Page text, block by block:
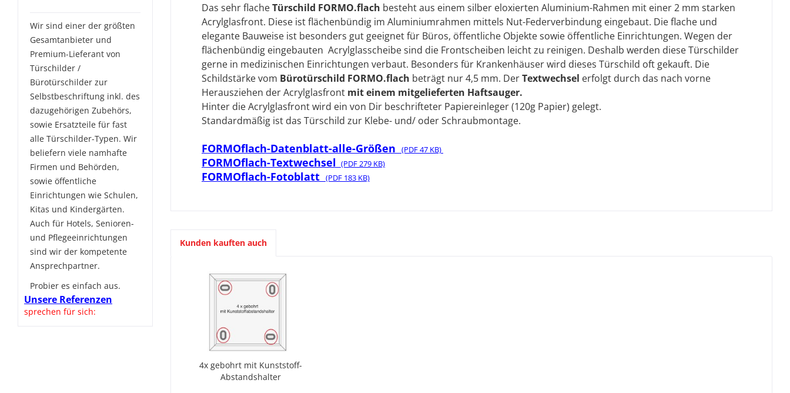
Wir sind einer der größten
Gesamtanbieter und
Premium-Lieferant von
Türschilder /
Bürotürschilder zur
Selbstbeschriftung inkl. des
dazugehörigen Zubehörs,
sowie Ersatzteile für fast
alle Türschilder-Typen. Wir
beliefern viele namhafte
Firmen und Behörden,
sowie öffentliche
Einrichtungen wie Schulen,
Kitas und Kindergärten.
Auch für Hotels, Senioren-
und Pflegeeinrichtungen
sind wir der kompetente
Ansprechpartner.
Probier es einfach aus.
Unsere Referenzen
sprechen für sich:
Das sehr flacheTürschild FORMO.flach besteht aus einem silber eloxierten Aluminium-Rahmen mit einer 2 mm starken
Acrylglasfront. Diese ist flächenbündig im Aluminiumrahmen mittels Nut-Federverbindung eingebaut. Die flache und
elegante Bauweise ist besonders gut geeignet für Büros, öffentliche Objekte sowie öffentliche Einrichtungen. Wegen der
flächenbündig eingebauten Acrylglasscheibe sind die Frontscheiben leicht zu reinigen. Deshalb werden diese Türschilder
gerne in medizinischen Einrichtungen verbaut. Besonders für Krankenhäuser wird dieses Türschild oft gekauft. Die
Schildstärke vom Bürotürschild FORMO.flach beträgt nur 4,5 mm. DerTextwechsel erfolgt durch das nach vorne
Herausziehen derAcrylglasfront mit einem mitgelieferten Haftsauger.
Hinter dieAcrylglasfront wird ein von Dir beschrifteter Papiereinleger (120g Papier) gelegt.
Standardmäßig ist das Türschild zur Klebe- und/ oder Schraubmontage.
FORMOflach-Datenblatt-alle-Größen (PDF 47 KB)
FORMOflach-Textwechsel (PDF 279 KB)
FORMOflach-Fotoblatt (PDF 183 KB)
Kunden kauften auch
4x gebohrt mit Kunststoff-
Abstandshalter